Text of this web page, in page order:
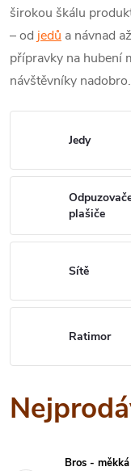
širokou škálu
– od jedů a návnad
přípravky na hubení
návštěvníky nadobro.
Jedy
plašiče
Sítě
Ratimor
Bros -